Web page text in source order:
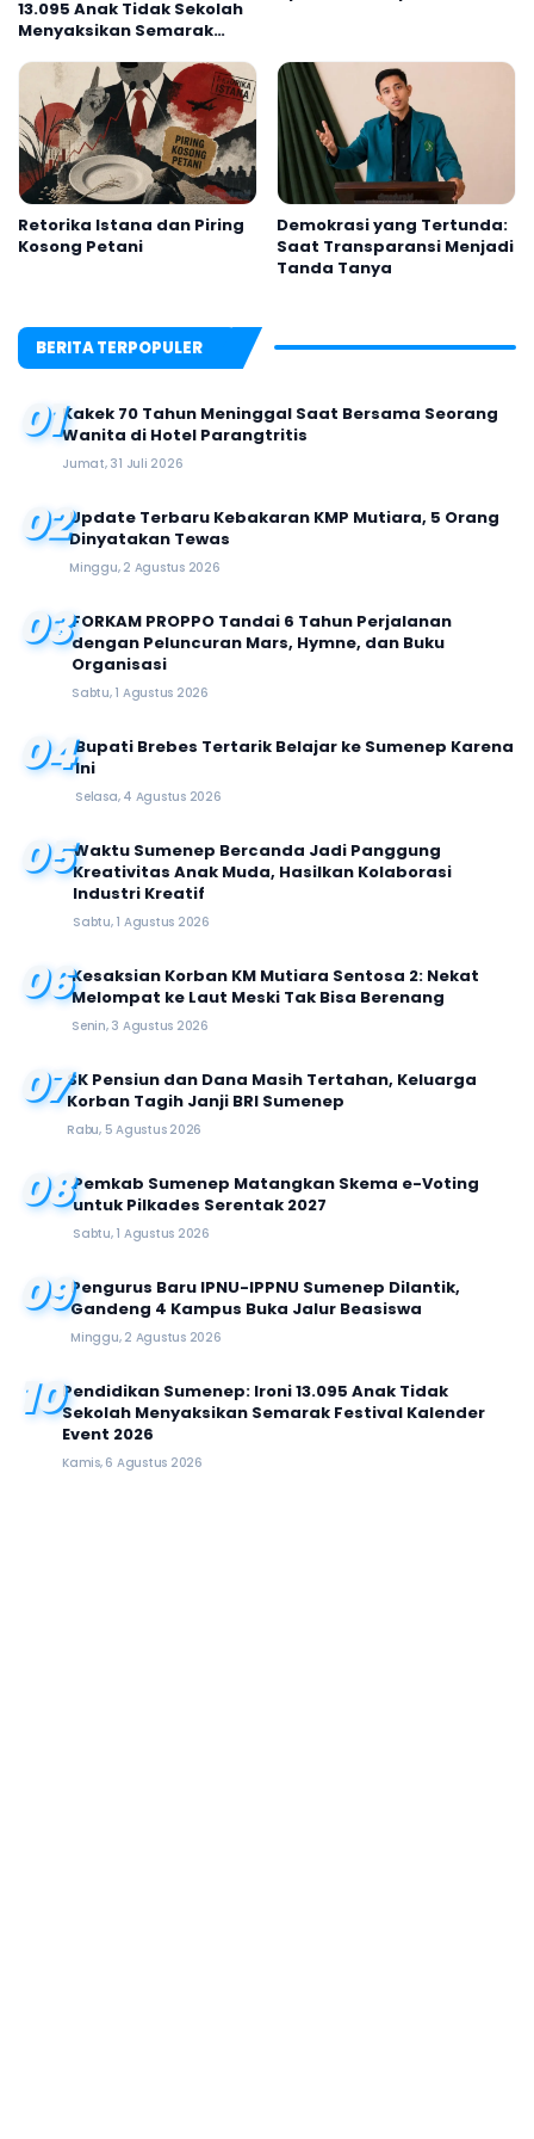
13.095 Anak Tidak Sekolah
Menyaksikan Semarak
2026
Retorika Istana dan Piring
Kosong Petani
Demokrasi yang Tertunda:
Saat Transparansi Menjadi
Tanda Tanya
BERITA TERPOPULER
01Kakek 70 Tahun Meninggal Saat Bersama Seorang
Wanita di Hotel Parangtritis
Jumat, 31 Juli 2026
02Update Terbaru Kebakaran KMP Mutiara, 5 Orang
Dinyatakan Tewas
Minggu, 2 Agustus 2026
03FORKAM PROPPO Tandai 6 Tahun Perjalanan
dengan Peluncuran Mars, Hymne, dan Buku
Organisasi
Sabtu, 1 Agustus 2026
04Bupati Brebes Tertarik Belajar ke Sumenep Karena
Ini
Selasa, 4 Agustus 2026
05Waktu Sumenep Bercanda Jadi Panggung
Kreativitas Anak Muda, Hasilkan Kolaborasi
Industri Kreatif
Sabtu, 1 Agustus 2026
06Kesaksian Korban KM Mutiara Sentosa 2: Nekat
Melompat ke Laut Meski Tak Bisa Berenang
Senin, 3 Agustus 2026
07SK Pensiun dan Dana Masih Tertahan, Keluarga
Korban Tagih Janji BRI Sumenep
Rabu, 5 Agustus 2026
08Pemkab Sumenep Matangkan Skema e-Voting
untuk Pilkades Serentak 2027
Sabtu, 1 Agustus 2026
09Pengurus Baru IPNU-IPPNU Sumenep Dilantik,
Gandeng 4 Kampus Buka Jalur Beasiswa
Minggu, 2 Agustus 2026
10Pendidikan Sumenep: Ironi 13.095 Anak Tidak
Sekolah Menyaksikan Semarak Festival Kalender
Event 2026
Kamis, 6 Agustus 2026